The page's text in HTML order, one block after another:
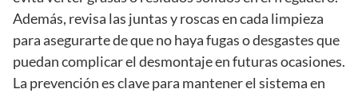
Además, revisa las juntas y roscas en cada limpieza
para asegurarte de que no haya fugas o desgastes que
puedan complicar el desmontaje en futuras ocasiones.
La prevención es clave para mantener el sistema en